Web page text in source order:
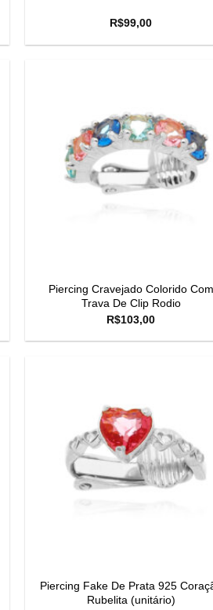
R$99,00
Piercing Cravejado Colorido Com
Trava De Clip Rodio
R$103,00
Piercing Fake De Prata 925
Rubelita (unitário)